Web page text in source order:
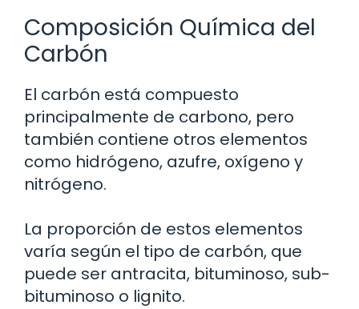
Composición Química del
Carbón
El carbón está compuesto
principalmente de carbono, pero
también contiene otros elementos
como hidrógeno, azufre, oxígeno y
nitrógeno.
La proporción de estos elementos
varía según el tipo de carbón, que
puede ser antracita, bituminoso, sub-
bituminoso o lignito.